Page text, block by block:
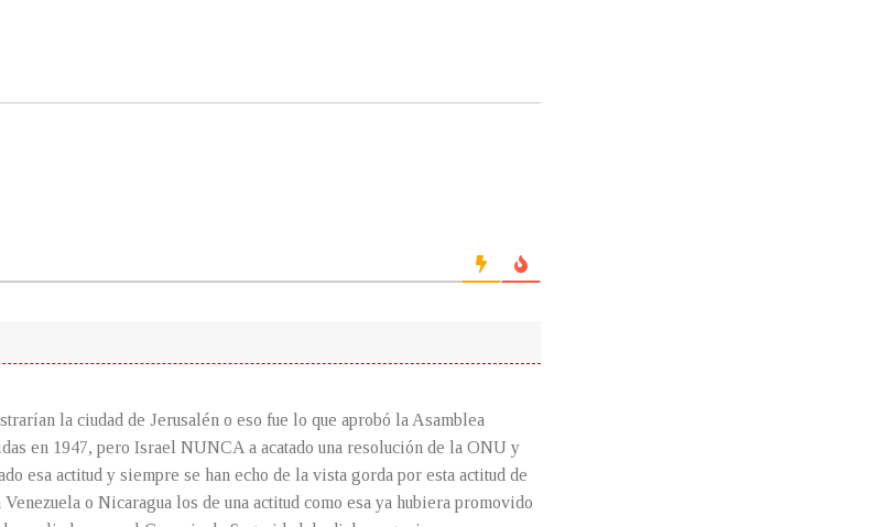
la ciudad de Jerusalén o eso fue lo que aprobó la Asamblea
en 1947, pero Israel NUNCA a acatado una resolución de la ONU y
esa actitud y siempre se han echo de la vista gorda por esta actitud de
o Nicaragua los de una actitud como esa ya hubiera promovido